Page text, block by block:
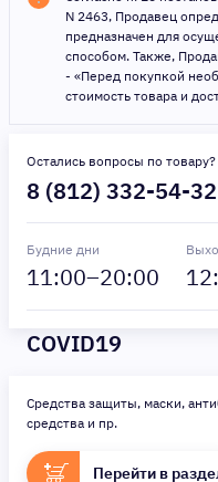
N 2463, Продавец
предназначен для
способом. Также,
- «Перед покупкой
стоимость товара и
Остались вопросы по
8 (812) 332-54-32
Будние дни
11:00–20:00 12
COVID19
Средства защиты, маски,
средства и пр.
Перейти в